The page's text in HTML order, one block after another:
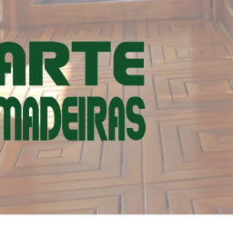
| ARTE